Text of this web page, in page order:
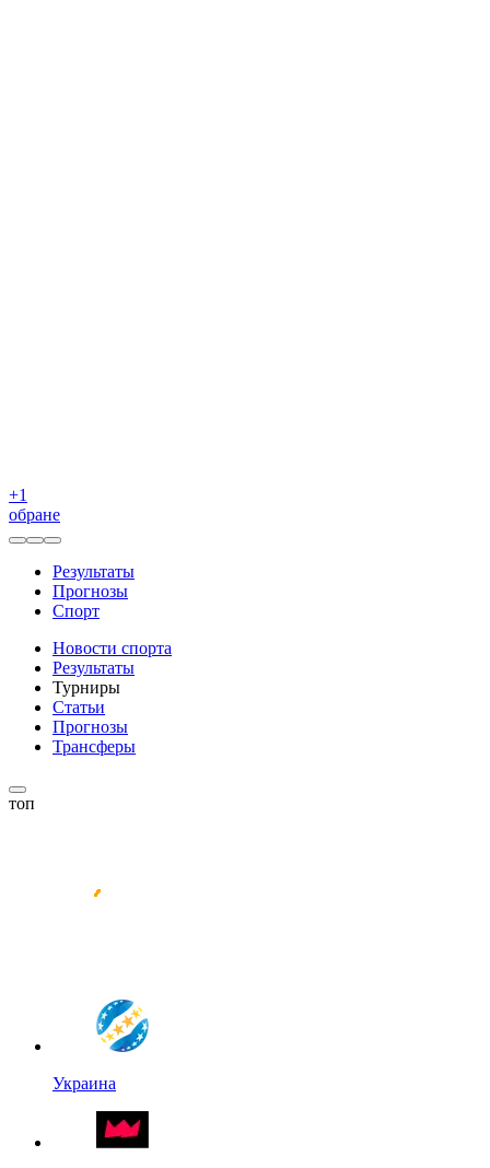
+1
обране
Результаты
Прогнозы
Спорт
Новости спорта
Результаты
Турниры
Статьи
Прогнозы
Трансферы
топ
Украина